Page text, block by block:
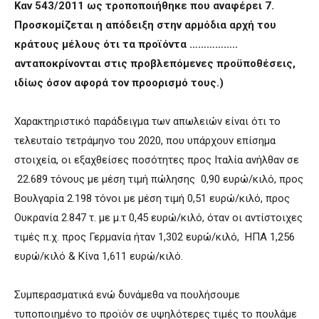
Καν 543/2011 ως τροποποιήθηκε που αναφέρει 7.
Προσκομίζεται η απόδειξη στην αρμόδια αρχή του
κράτους μέλους ότι τα προϊόντα ……………..
ανταποκρίνονται στις προβλεπόμενες προϋποθέσεις,
ιδίως όσον αφορά τον προορισμό τους.)
Χαρακτηριστικό παράδειγμα των απωλειών είναι ότι το
τελευταίο τετράμηνο του 2020, που υπάρχουν επίσημα
στοιχεία, οι εξαχθείσες ποσότητες προς Ιταλία ανήλθαν σε
22.689 τόνους με μέση τιμή πώλησης 0,90 ευρώ/κιλό, προς
Βουλγαρία 2.198 τόνοι με μέση τιμή 0,51 ευρώ/κιλό, προς
Ουκρανία 2.847 τ. με μ.τ 0,45 ευρώ/κιλό, όταν οι αντίστοιχες
τιμές π.χ. προς Γερμανία ήταν 1,302 ευρώ/κιλό, ΗΠΑ 1,256
ευρώ/κιλό & Κίνα 1,611 ευρώ/κιλό.
Συμπερασματικά ενώ δυνάμεθα να πουλήσουμε
τυποποιημένο το προϊόν σε υψηλότερες τιμές το πουλάμε